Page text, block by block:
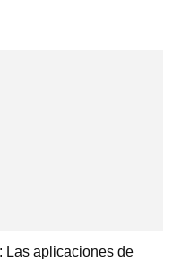
Las aplicaciones de